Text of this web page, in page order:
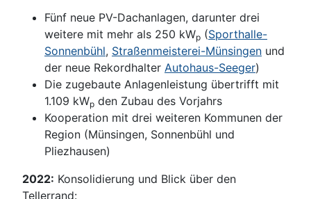
Fünf neue PV-Dachanlagen, darunter drei
weitere mit mehr als 250 kWp (Sporthalle-
Sonnenbühl, Straßenmeisterei-Münsingen und
der neue Rekordhalter Autohaus-Seeger)
Die zugebaute Anlagenleistung übertrifft mit
1.109 kWp den Zubau des Vorjahrs
Kooperation mit drei weiteren Kommunen der
Region (Münsingen, Sonnenbühl und
Pliezhausen)
2022: Konsolidierung und Blick über den
Tellerrand: